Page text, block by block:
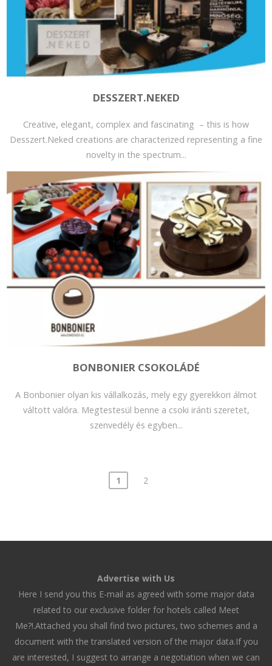
DESSZERT.NEKED
Creative, elegant, complex and fascinating – this is how
Desszert.Neked creations are characterized representing a fine
novelty in the spectrum...
BONBONIER CSOKOLÁDÉ
A Bonbonier olyan kis vállalkozás, mely egy gyerekkori álmot
váltott valóra. Megtestesül benne a csoki iránti szeretet,
szenvedély és egyben...
1 2
Advertise with Us
Here I send you this E-mail as agreed with some major data
related to our exclusive folder for hotels called Meet
Me?!.Attached you shall find two pictures, two schemes and a
document with the translated version of the major data.If you
are interested, I suggest to arrange a negotiation when we can